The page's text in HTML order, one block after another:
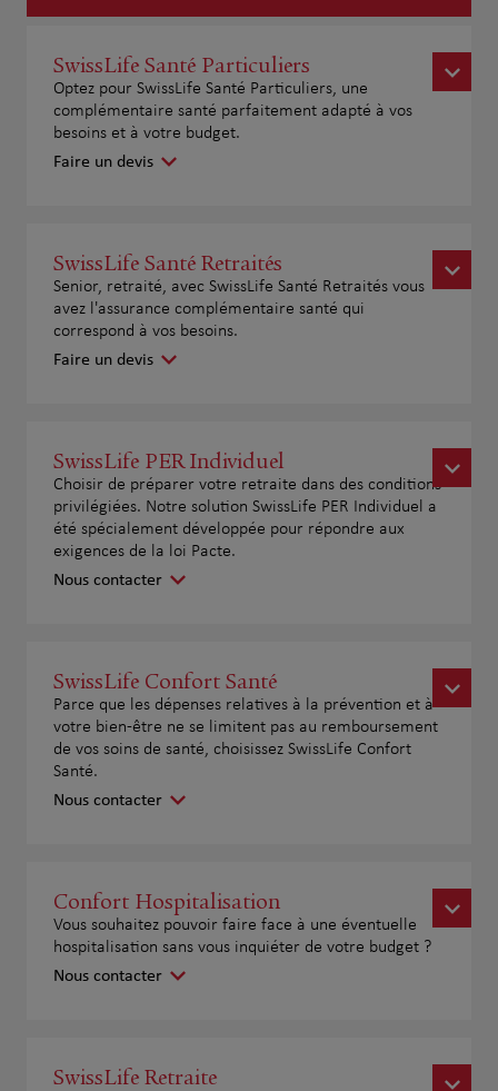
SwissLife Santé Particuliers
Optez pour SwissLife Santé Particuliers, une
complémentaire santé parfaitement adapté à vos
besoins et à votre budget.
Faire un devis
SwissLife Santé Retraités
Senior, retraité, avec SwissLife Santé Retraités vous
avez l'assurance complémentaire santé qui
correspond à vos besoins.
Faire un devis
SwissLife PER Individuel
Choisir de préparer votre retraite dans des conditions
privilégiées. Notre solution SwissLife PER Individuel a
été spécialement développée pour répondre aux
exigences de la loi Pacte.
Nous contacter
SwissLife Confort Santé
Parce que les dépenses relatives à la prévention et à
votre bien-être ne se limitent pas au remboursement
de vos soins de santé, choisissez SwissLife Confort
Santé.
Nous contacter
Confort Hospitalisation
Vous souhaitez pouvoir faire face à une éventuelle
hospitalisation sans vous inquiéter de votre budget ?
Nous contacter
SwissLife Retraite